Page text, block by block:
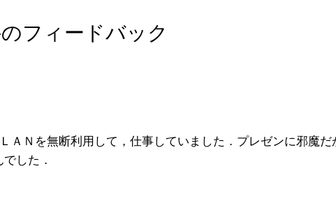
フィードバック
Ｎを無断利用して，仕事していました．プレゼンに邪魔
した．